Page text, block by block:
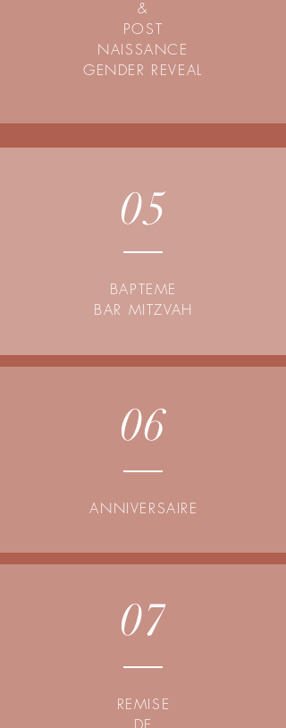
&
POST
NAISSANCE
GENDER REVEAL
05
BAPTEME
BAR MITZVAH
06
ANNIVERSAIRE
07
REMISE